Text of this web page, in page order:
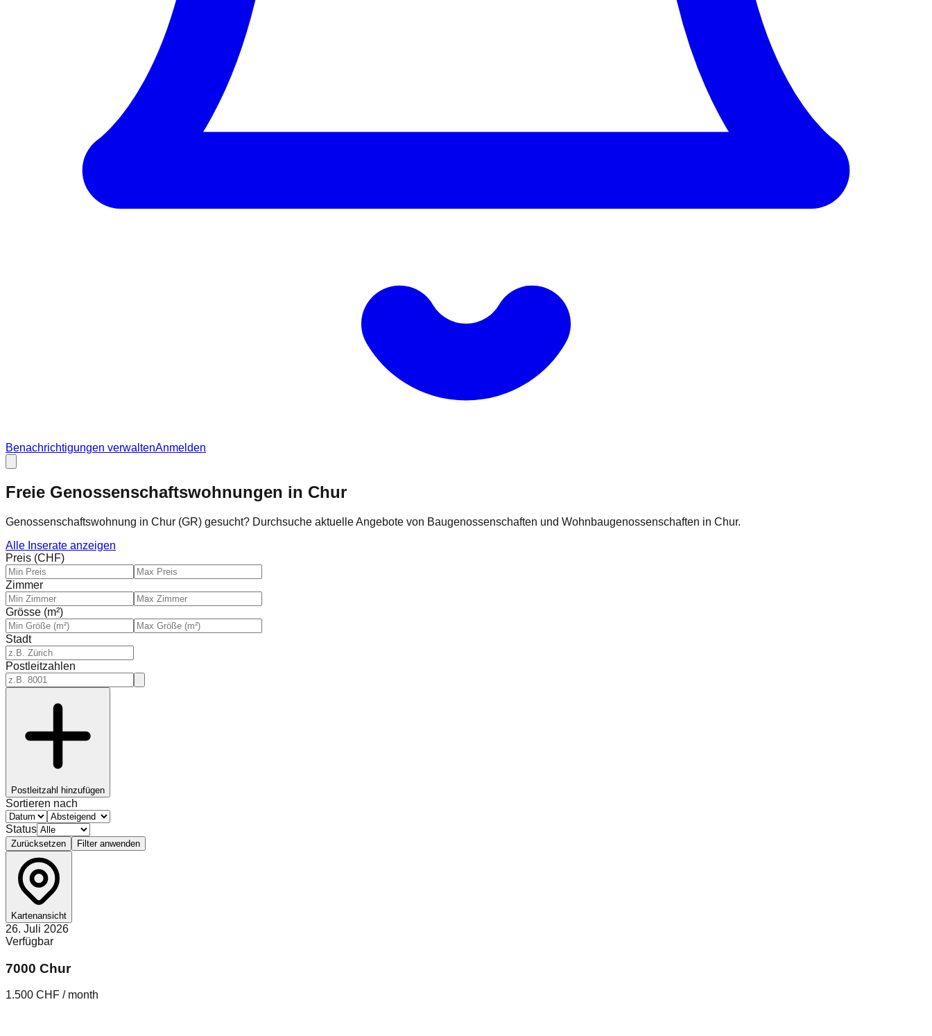
Benachrichtigungen verwaltenAnmelden
Freie Genossenschaftswohnungen in Chur
Genossenschaftswohnung in Chur (GR) gesucht? Durchsuche aktuelle Angebote von Baugenossenschaften und Wohnbaugenossenschaften in Chur.
Alle Inserate anzeigen
Preis (CHF)
Zimmer
Grösse (m²)
Stadt
Postleitzahlen
Postleitzahl hinzufügen
Sortieren nach
Status
Zurücksetzen Filter anwenden
Kartenansicht
26. Juli 2026
Verfügbar
7000 Chur
1.500 CHF / month